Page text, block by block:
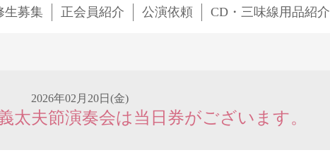
生募集 正会員紹介 公演依頼 CD・三味線用品紹介
2026年02月20日(金)
太夫節演奏会は当日券がございます。